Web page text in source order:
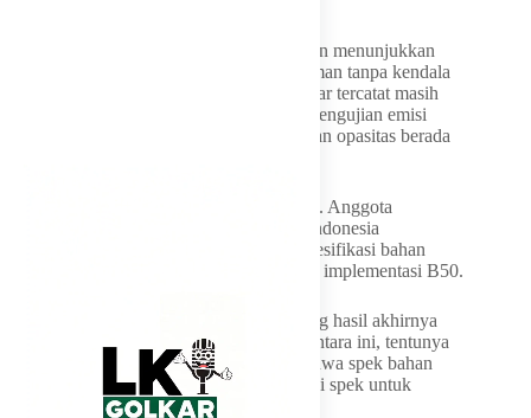
Hingga April 2026, hasil sementara uji jalan menunjukkan
penggunaan B50 pada kendaraan diesel aman tanpa kendala
berarti. Kondisi mesin dan filter bahan bakar tercatat masih
dalam batas standar pabrikan, sedangkan pengujian emisi
mencatat kadar karbon monoksida (CO) dan opasitas berada
Hasil ini disambut positif kalangan industri. Anggota
Gabungan Industri Kendaraan Bermotor Indonesia
(GAIKINDO) Abdul Rochim berharap spesifikasi bahan
bakar yang sedang diuji bisa dipakai untuk implementasi B50.
“Jadi kalau kami dari Gaikindo memandang hasil akhirnya
bisa bertahan seperti ini, seperti hasil sementara ini, tentunya
kami sangat senang dan kami berharap bahwa spek bahan
bakar yang digunakan untuk uji ini menjadi spek untuk
implementasi B50,” ujar Rochim.